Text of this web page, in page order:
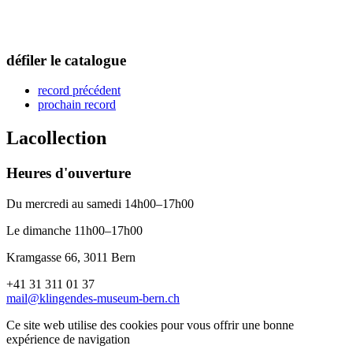
défiler le catalogue
record précédent
prochain record
Lacollection
Heures d'ouverture
Du mercredi au samedi 14h00–17h00
Le dimanche 11h00–17h00
Kramgasse 66, 3011 Bern
+41 31 311 01 37
mail@klingendes-museum-bern.ch
Ce site web utilise des cookies pour vous offrir une bonne
expérience de navigation